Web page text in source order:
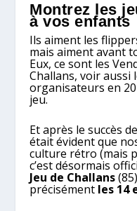
Montrez les
à vos enfants
Ils aiment les
mais aiment avant
Eux, ce sont les
Challans, voir aussi
organisateurs en
jeu.
Et après le succès
était évident que
culture rétro (mais
c’est désormais
Jeu de Challans
précisément les 14